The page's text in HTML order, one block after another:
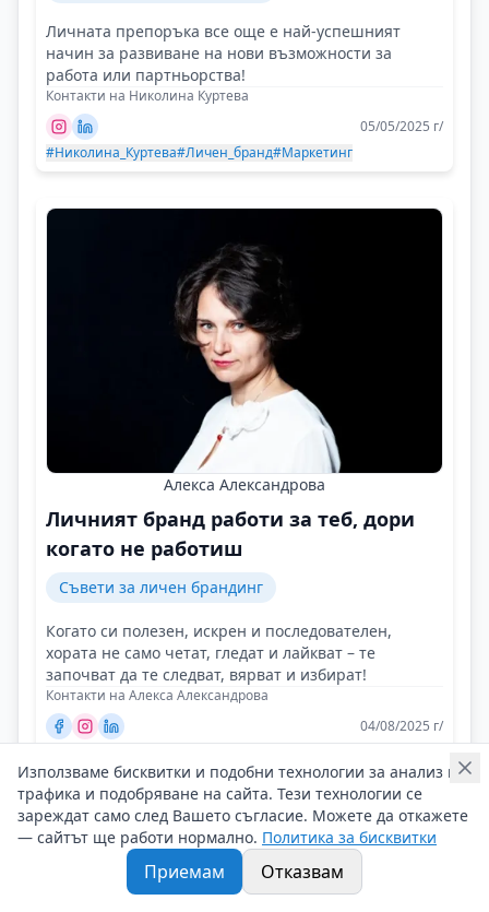
Личната препоръка все още е най-успешният
начин за развиване на нови възможности за
работа или партньорства!
Контакти на Николина Куртева
05/05/2025 г/
#Николина_Куртева#Личен_бранд#Маркетинг
Алекса Александрова
Личният бранд работи за теб, дори
когато не работиш
Съвети за личен брандинг
Когато си полезен, искрен и последователен,
хората не само четат, гледат и лайкват – те
започват да те следват, вярват и избират!
Контакти на Алекса Александрова
04/08/2025 г/
Използваме бисквитки и подобни технологии за анализ на
трафика и подобряване на сайта. Тези технологии се
зареждат само след Вашето съгласие. Можете да откажете
— сайтът ще работи нормално. Политика за бисквитки
Приемам Отказвам